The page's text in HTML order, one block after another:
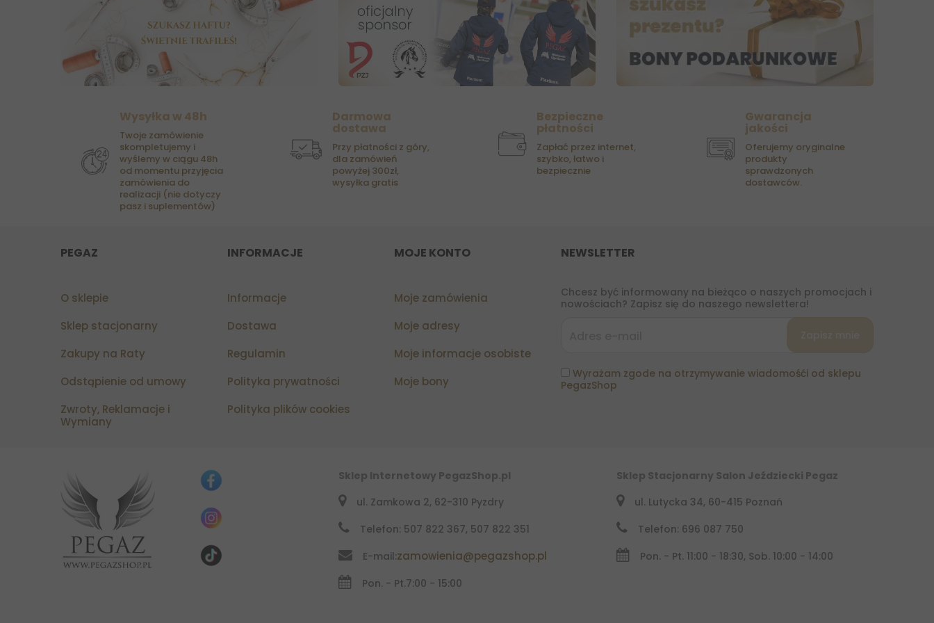
Wysyłka w 48h
Twoje zamówienie
skompletujemy i
wyślemy w ciągu 48h
od momentu przyjęcia
zamówienia do
realizacji (nie dotyczy
pasz i suplementów)
Darmowa
dostawa
Przy płatności z góry,
dla zamówień
powyżej 300zł,
wysyłka gratis
Bezpieczne
płatności
Zapłać przez internet,
szybko, łatwo i
bezpiecznie
Gwarancja
jakości
Oferujemy oryginalne
produkty
sprawdzonych
dostawców.
PEGAZ
O sklepie
Sklep stacjonarny
Zakupy na Raty
Odstąpienie od umowy
Zwroty, Reklamacje i
Wymiany
INFORMACJE
Informacje
Dostawa
Regulamin
Polityka prywatności
Polityka plików cookies
MOJE KONTO
Moje zamówienia
Moje adresy
Moje informacje osobiste
Moje bony
NEWSLETTER
Chcesz być informowany na bieżąco o naszych promocjach i
nowościach? Zapisz się do naszego newslettera!
Wyrażam zgode na otrzymywanie wiadomośći od sklepu
PegazShop
Sklep Internetowy PegazShop.pl
ul. Zamkowa 2, 62-310 Pyzdry
Telefon: 507 822 367, 507 822 351
E-mail:zamowienia@pegazshop.pl
Pon. - Pt.7:00 - 15:00
Sklep Stacjonarny Salon Jeździecki Pegaz
ul. Lutycka 34, 60-415 Poznań
Telefon: 696 087 750
Pon. - Pt. 11:00 - 18:30, Sob. 10:00 - 14:00